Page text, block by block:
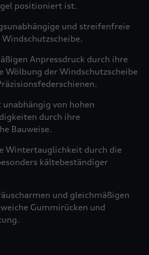
positioniert ist.
und streifenfreie
Anpressdruck durch ihre
Wölbung der Windschutzscheibe
von hohen
durch ihre
Bauweise.
Wintertauglichkeit durch die
kältebeständiger
und gleichmäßigen
Gummirücken und